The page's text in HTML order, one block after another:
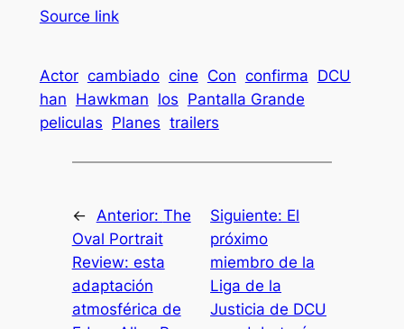
Source link
Actor cambiado cine Con confirma DCU
han Hawkman los Pantalla Grande
peliculas Planes trailers
← Anterior: The
Oval Portrait
Review: esta
adaptación
atmosférica de
Siguiente: El
próximo
miembro de la
Liga de la
Justicia de DCU